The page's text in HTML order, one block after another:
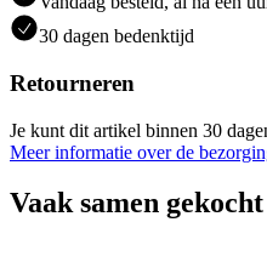
30 dagen bedenktijd
Retourneren
Je kunt dit artikel binnen 30
Meer informatie over de
Vaak samen gekocht